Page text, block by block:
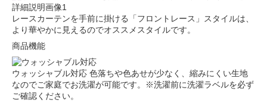
レースカーテンを手前に掛ける「フロントレース」スタイルは、
より華やかに見えるのでオススメスタイルです。
商品機能
ウォッシャブル対応 色落ちや色あせが少なく、縮みにくい生地
なのでご家庭でお洗濯が可能です。※洗濯前に洗濯ラベルを必ず
ご確認ください。